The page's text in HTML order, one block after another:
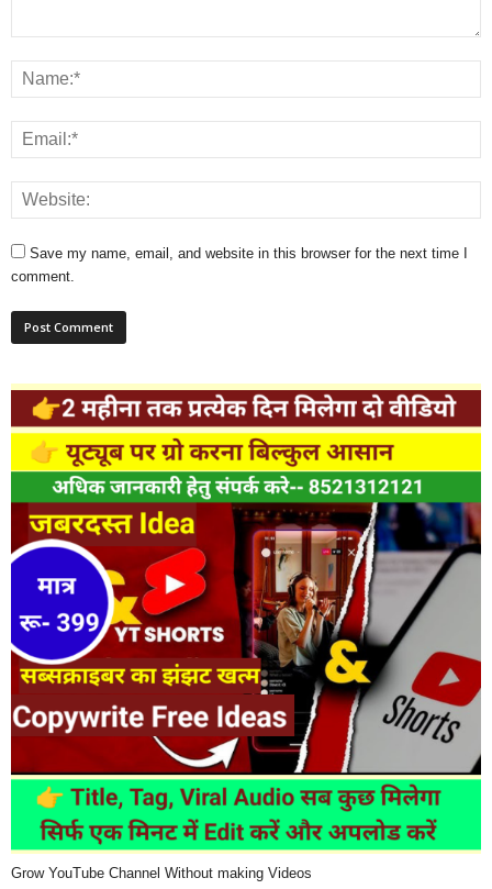
Save my name, email, and website in this browser for the next time I
comment.
Grow YouTube Channel Without making Videos